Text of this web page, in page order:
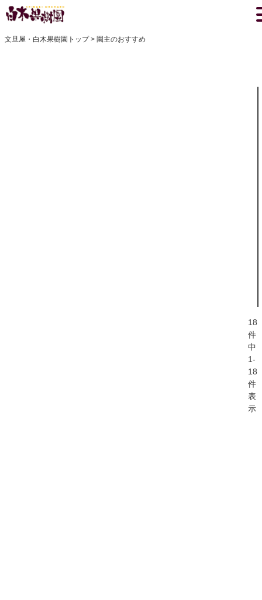
文旦屋・白木果樹園トップ 園主のおすすめ
18
件
中
1-
18
件
表
示